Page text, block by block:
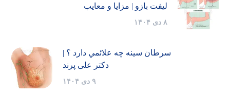
لیفت بازو | مزایا و معایب
۸ دی ۱۴۰۴
سرطان سینه چه علائمي دارد ؟ |
دکتر علی پرند
۹ دی ۱۴۰۴